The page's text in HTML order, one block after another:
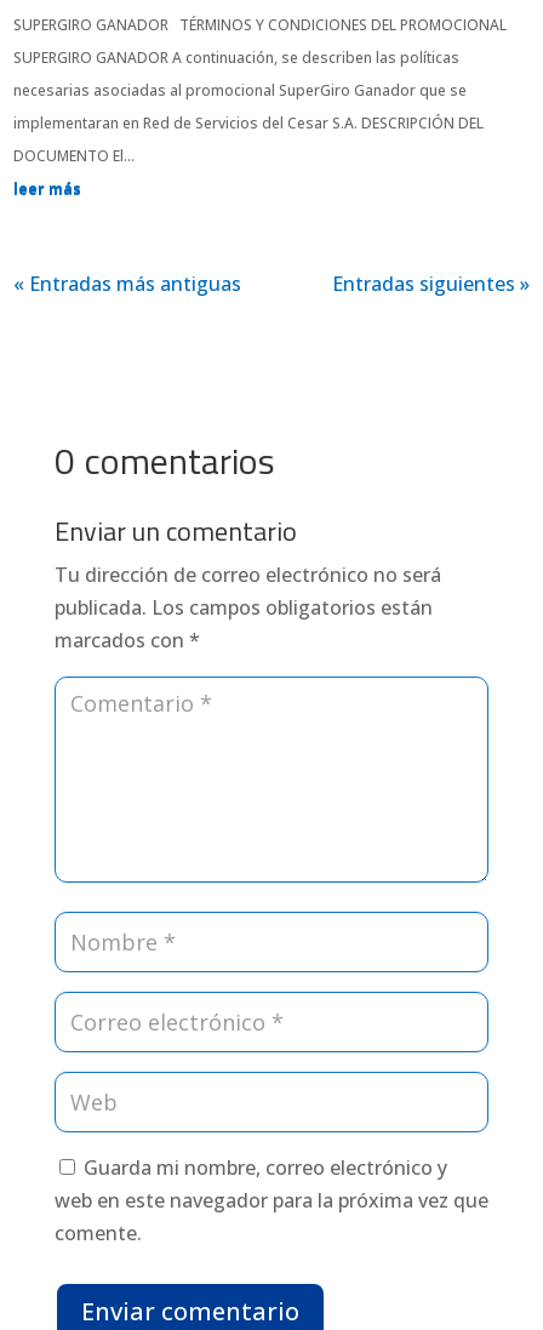
SUPERGIRO GANADOR TÉRMINOS Y CONDICIONES DEL PROMOCIONAL
SUPERGIRO GANADOR A continuación, se describen las políticas
necesarias asociadas al promocional SuperGiro Ganador que se
implementaran en Red de Servicios del Cesar S.A. DESCRIPCIÓN DEL
DOCUMENTO El...
leer más
« Entradas más antiguas Entradas siguientes »
0 comentarios
Enviar un comentario
Tu dirección de correo electrónico no será
publicada. Los campos obligatorios están
marcados con *
Guarda mi nombre, correo electrónico y
web en este navegador para la próxima vez que
comente.
Enviar comentario